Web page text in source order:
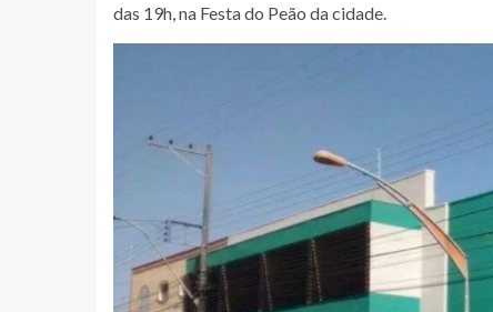
das 19h, na Festa do Peão da cidade.